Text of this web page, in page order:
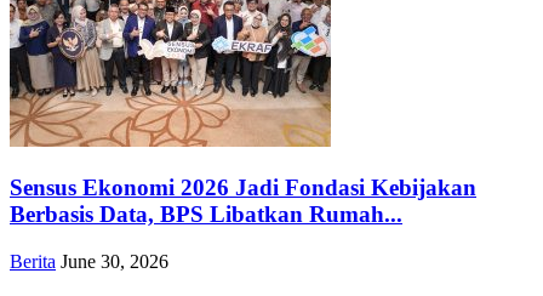
Sensus Ekonomi 2026 Jadi Fondasi Kebijakan
Berbasis Data, BPS Libatkan Rumah...
Berita June 30, 2026